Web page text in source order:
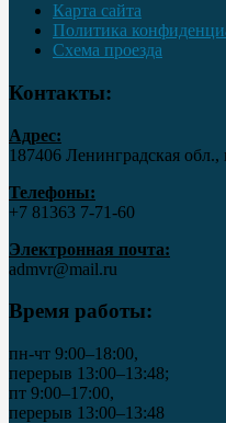
Карта сайта
Политика
Схема проезда
Контакты:
Адрес:
187406 Ленинградская
Телефоны:
+7 81363 7‑71-60
Электронная почта:
admvr@mail.ru
Время работы:
пн-чт 9:00–18:00,
перерыв 13:00–13:48;
пт 9:00–17:00,
перерыв 13:00–13:48